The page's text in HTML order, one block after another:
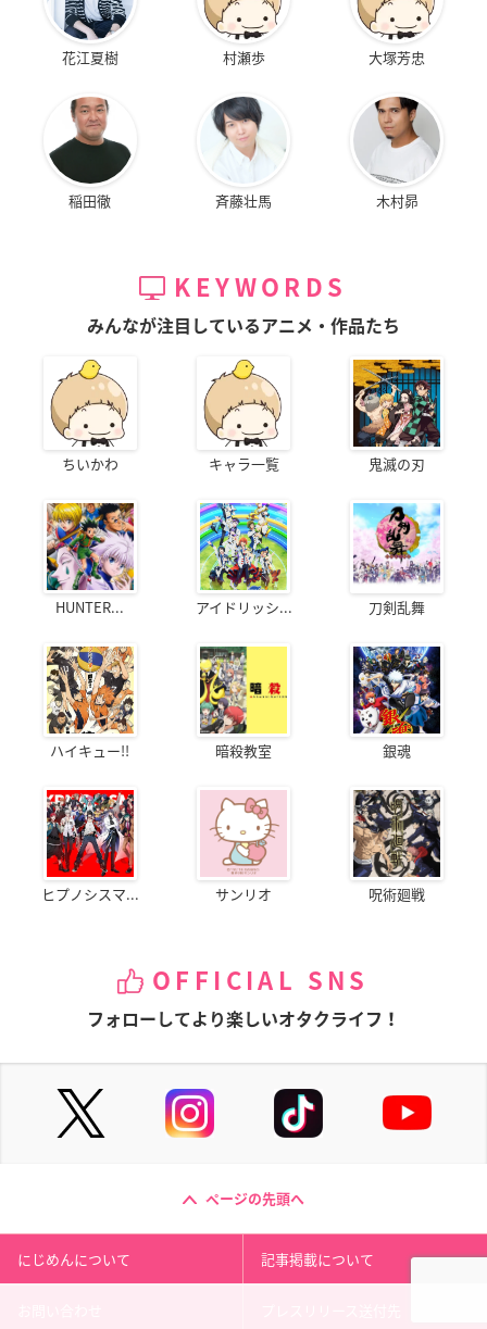
花江夏樹 村瀬歩 大塚芳忠
稲田徹 斉藤壮馬 木村昴
KEYWORDS
みんなが注目しているアニメ・作品たち
ちいかわ キャラ一覧 鬼滅の刃
HUNTER... アイドリッシ... 刀剣乱舞
ハイキュー!! 暗殺教室 銀魂
ヒプノシスマ... サンリオ 呪術廻戦
OFFICIAL SNS
フォローしてより楽しいオタクライフ！
ページの先頭へ
にじめんについて 記事掲載について